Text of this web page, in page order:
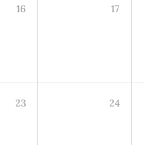
16 17
23 24